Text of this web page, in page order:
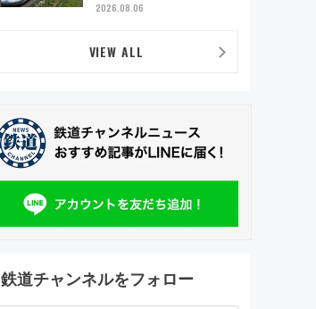
も数時間ズラせば空きが見
2026.08.06
VIEW ALL
鉄道チャンネルをフォロー